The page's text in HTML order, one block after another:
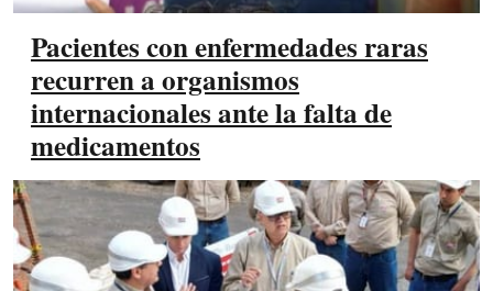
Pacientes con enfermedades raras
recurren a organismos
internacionales ante la falta de
medicamentos